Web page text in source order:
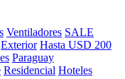
Ventiladores SALE
Exterior Hasta USD 200
Paraguay
Residencial Hoteles